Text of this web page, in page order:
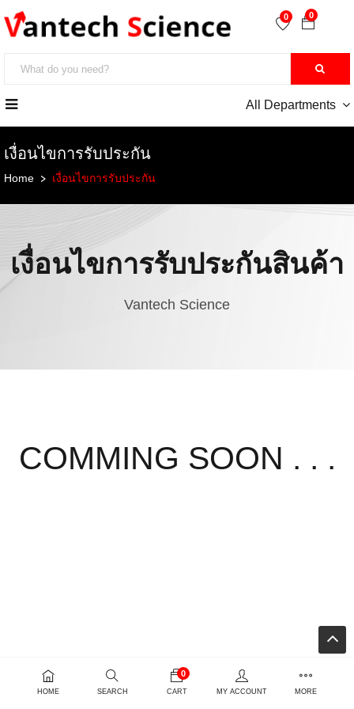
0
0
All Departments
เงื่อนไขการรับประกัน
Home เงื่อนไขการรับประกัน
เงื่อนไขการรับประกันสินค้า
Vantech Science
COMMING SOON . . .
HOME SEARCH
0
CART MY ACCOUNT MORE